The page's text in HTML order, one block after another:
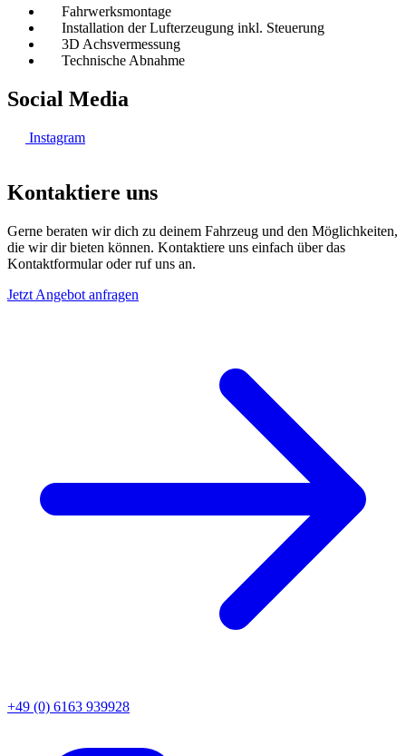
Fahrwerksmontage
Installation der Lufterzeugung inkl. Steuerung
3D Achsvermessung
Technische Abnahme
Social Media
Instagram
Kontaktiere uns
Gerne beraten wir dich zu deinem Fahrzeug und den Möglichkeiten,
die wir dir bieten können. Kontaktiere uns einfach über das
Kontaktformular oder ruf uns an.
Jetzt Angebot anfragen
+49 (0) 6163 939928